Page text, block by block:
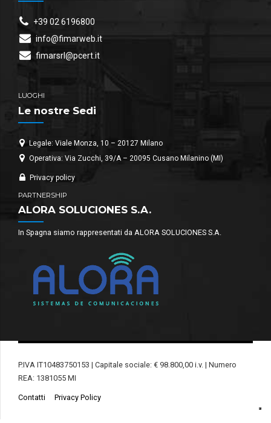
+39 02 6196800
info@fimarweb.it
fimarsrl@pcert.it
LUOGHI
Le nostre Sedi
Legale: Viale Monza, 10 – 20127 Milano
Operativa: Via Zucchi, 39/A – 20095 Cusano Milanino (MI)
Privacy policy
PARTNERSHIP
ALORA SOLUCIONES S.A.
In Spagna siamo rappresentati da ALORA SOLUCIONES S.A.
P.IVA IT10483750153 | Capitale sociale: € 98.800,00 i.v. | Numero
REA: 1381055 MI
Contatti Privacy Policy